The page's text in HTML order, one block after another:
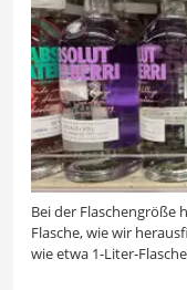
Bei der Flaschengröße
Flasche, wie wir
wie etwa 1-Liter-